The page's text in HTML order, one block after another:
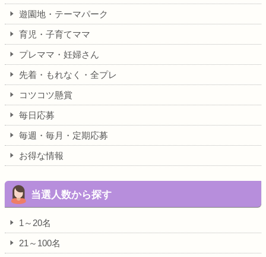
遊園地・テーマパーク
育児・子育てママ
プレママ・妊婦さん
先着・もれなく・全プレ
コツコツ懸賞
毎日応募
毎週・毎月・定期応募
お得な情報
当選人数から探す
1～20名
21～100名